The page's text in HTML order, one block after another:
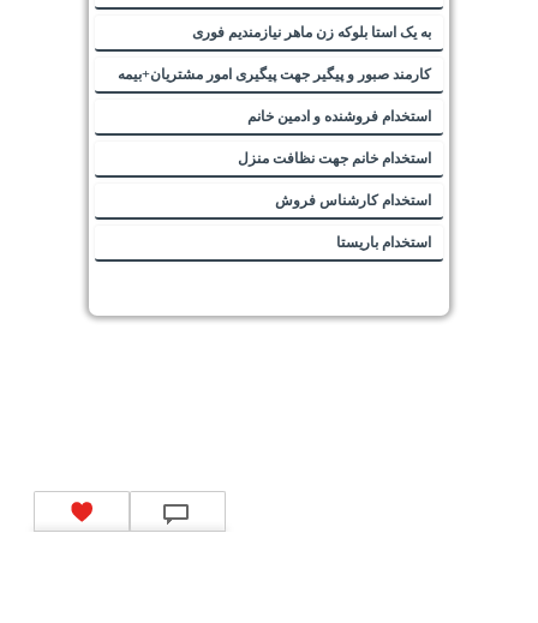
به یک استا بلوکه زن ماهر نیازمندیم فوری
کارمند صبور و پیگیر جهت پیگیری امور مشتریان+بیمه
استخدام فروشنده و ادمین خانم
استخدام خانم جهت نظافت منزل
استخدام کارشناس فروش
استخدام باریستا